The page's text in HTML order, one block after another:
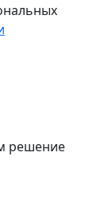
решение